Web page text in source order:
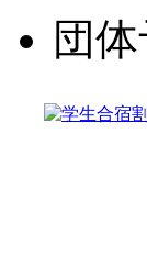
団